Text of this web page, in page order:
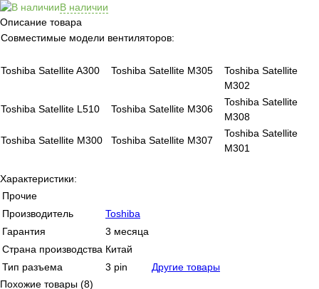
В наличии
Описание товара
Совместимые модели вентиляторов:
Toshiba Satellite A300 Toshiba Satellite M305
Toshiba Satellite
M302
Toshiba Satellite L510 Toshiba Satellite M306
Toshiba Satellite
M308
Toshiba Satellite M300 Toshiba Satellite M307
Toshiba Satellite
M301
Характеристики:
Прочие
Производитель
Toshiba
Гарантия
3 месяца
Страна производства Китай
Тип разъема
3 pin
Другие товары
Похожие товары (8)